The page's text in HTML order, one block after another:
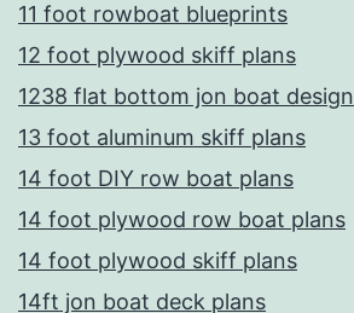
11 foot rowboat blueprints
12 foot plywood skiff plans
1238 flat bottom jon boat design
13 foot aluminum skiff plans
14 foot DIY row boat plans
14 foot plywood row boat plans
14 foot plywood skiff plans
14ft jon boat deck plans